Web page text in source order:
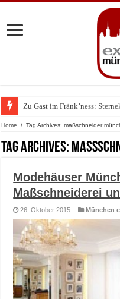
Zu Gast im Fränk’ness:
Warum München gerade
Home / Tag Archives: maßschneider
Tag Archives:
Modehäuser
Maßschneiderei
26. Oktober 2015 München